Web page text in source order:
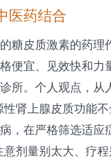
医药结合
糖皮质激素的药理
便宜、见效快和
所。个人观点，从
性肾上腺皮质功能
，在严格筛选适应
意剂量别太大、疗